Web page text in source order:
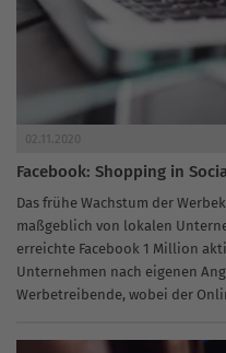
02.11.2020
Facebook: Shopping in
Das frühe Wachstum der
maßgeblich von lokalen
erreichte Facebook 1 Million
Unternehmen nach eigenen
Werbetreibende, wobei der